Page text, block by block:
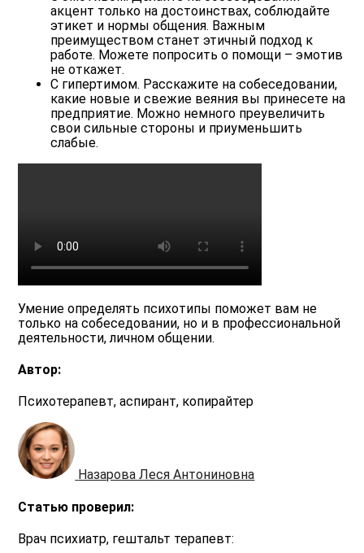
акцент только на достоинствах, соблюдайте
этикет и нормы общения. Важным
преимуществом станет этичный подход к
работе. Можете попросить о помощи – эмотив
не откажет.
С гипертимом. Расскажите на собеседовании,
какие новые и свежие веяния вы принесете на
предприятие. Можно немного преувеличить
свои сильные стороны и приуменьшить
слабые.
Умение определять психотипы поможет вам не
только на собеседовании, но и в профессиональной
деятельности, личном общении.
Автор:
Психотерапевт, аспирант, копирайтер
Назарова Леся Антониновна
Статью проверил:
Врач психиатр, гештальт терапевт: